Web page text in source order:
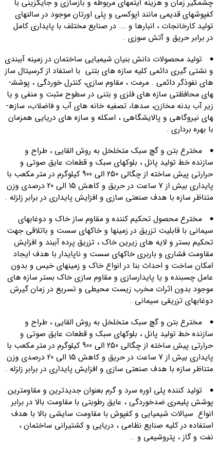
چشمگیر زمان و هزینه آیتمهای مربوطه و بازسازی و جایگزینی با
کفپوشهای قدیمی مانند اپوکسی و پلی اورتان موجود در سالنهای
تولید کارخانجات ، انبارها و …. در صنایع مختلف با پایداری کامل
در برابر حریق و آتش سوزی .
تولید محصولات دانش بنیان شیمیایی ساختمان در زمینه آببندي
و نشتی گیری دائمی کلیه سازه های بتنی با استفاد از کرسیتال ساز
های نفوذگر دائمی . مرمت ، مقاوم سازي، كنترل خوردگي ، پوشش­
هاي محافظتي سازه ­های فلزی و بتنی در سطوح مثبت و منفی و یا
زیر آب بدنه مخازن، سدها، تصفیه خانه ­های آب و فاضلاب، سازه­
های نیروگاهی و پالایشگاهی ، اسکله و سازه های دریایی همزمان
با بهره برداری .
مخترع بتن و گچ سبک متخلخل به روش القایی ، طراح و
سازنده خط تولید پانل ، بلوکهای سبک و قطعات عایق صوتی و
حرارتی پیش ساخته از چگالی 250 الی 900 کیلوگرم در متر مکعب با
پایداری بیش از 7 ساعت در حریق و کاهش 15 الی 20 درصدی وزن
متناظر سازه با هدف صنعتی سازی و افزایش پایداری در برابر زلزله .
مخترع محصول تحکیم کننده و مقاوم ساز خاک و دوغابهای
سیمانی با قابلیت تزریق در زمینها و خاکهای سست و باتلاقی جهت
تحکیم بستر و لایه های زیرین خاک ، تزریق پرده آببند و افزایش
مقاومت فشاری و باربری خاکهای سست و ناپایدار با هدف ایجاد
امکان ساخت و احداث بنا در انواع خاک و زمینهای خیس و بدون
عامل چسبنده و یا پایدارسازی و مقاوم سازی خاک بستر سازه های
موجود بدون اثرات مخرب زیست محیطی و تسریع در زمان گیرش
دوغابهای تزریقی سیمانی .
مخترع بتن و گچ سبک متخلخل به روش القایی ، طراح و
سازنده خط تولید پانل ، بلوکهای سبک و قطعات عایق صوتی و
حرارتی پیش ساخته از چگالی 250 الی 900 کیلوگرم در متر مکعب با
پایداری بیش از 7 ساعت در حریق و کاهش 15 الی 20 درصدی وزن
متناظر سازه با هدف صنعتی سازی و افزایش پایداری در برابر زلزله .
تولید کننده پلی اوره سرد و گرم بعنوان جدیدترین و مقاومترین
پوشش پلیمری ضدخوردگی ، عایق رطوبتی با مقاومت بالا در برابر
انواع سیالات شیمیایی و کفپوش با مقاومت سایشی بالا با هدف
استفاده در کلیه صنایع نظامی ، دریایی و کشتیرانی ساختمان ،
نفت و گاز ، پتروشیمی و ..